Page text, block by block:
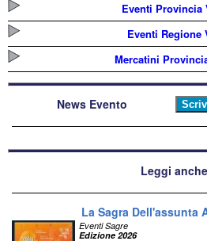
Eventi Provincia
Eventi Regione
Mercatini
News Evento
Leggi anche
La Sagra Dell'assunta
Eventi Sagre
Edizione 2026